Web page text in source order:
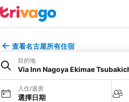
查看名古屋所有住宿
目的地
Via Inn Nagoya Ekimae
入住/退房
選擇日期